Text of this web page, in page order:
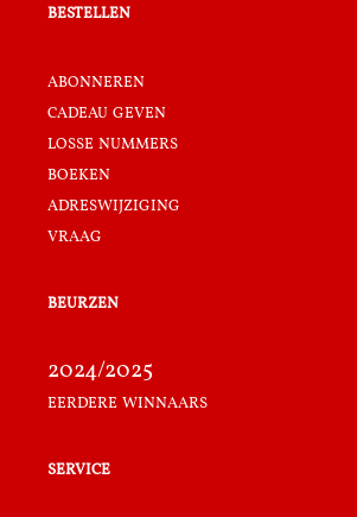
bestellen
abonneren
cadeau geven
losse nummers
boeken
adreswijziging
vraag
beurzen
2024/2025
eerdere winnaars
service